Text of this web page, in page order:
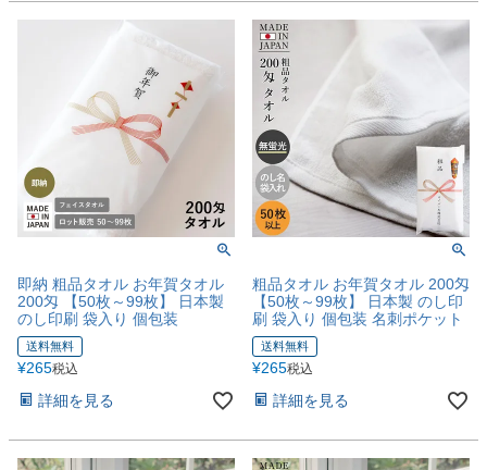
即納 粗品タオル お年賀タオル
200匁 【50枚～99枚】 日本製
のし印刷 袋入り 個包装
送料無料
¥265税込
詳細を見る
粗品タオル お年賀タオル 200匁
【50枚～99枚】 日本製 のし印
刷 袋入り 個包装 名刺ポケット
送料無料
¥265税込
詳細を見る